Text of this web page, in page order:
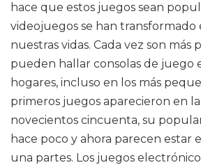
hace que estos juegos sean
videojuegos se han transformado
nuestras vidas. Cada vez son más
pueden hallar consolas de juego
hogares, incluso en los más
primeros juegos aparecieron en
novecientos cincuenta, su
hace poco y ahora parecen estar
una partes. Los juegos